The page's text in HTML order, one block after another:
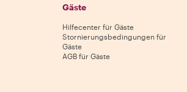
Gäste
Hilfecenter für Gäste
Stornierungsbedingungen für
Gäste
AGB für Gäste